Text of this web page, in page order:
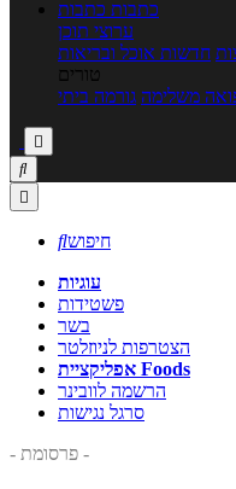
כתבות כתבות
ערוצי תוכן
חדשות אוכל ובריאות
טורים
משלימה גורמה ביתי



חיפוש
עוגיות
פשטידות
בשר
הצטרפות לניוזלטר
אפליקציית Foods
הרשמה לוובינר
סרגל נגישות
- פרסומת -